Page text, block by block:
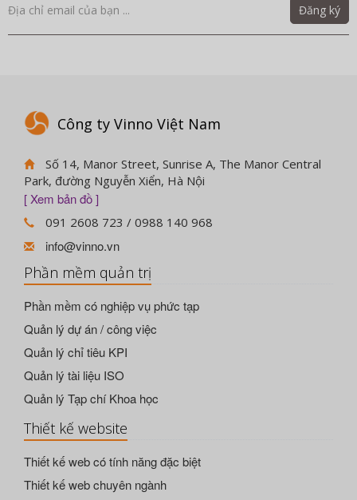
Đăng ký
Công ty Vinno Việt Nam
Số 14, Manor Street, Sunrise A, The Manor Central
Park, đường Nguyễn Xiển, Hà Nội
[ Xem bản đồ ]
091 2608 723 / 0988 140 968
info@vinno.vn
Phần mềm quản trị
Phần mềm có nghiệp vụ phức tạp
Quản lý dự án / công việc
Quản lý chỉ tiêu KPI
Quản lý tài liệu ISO
Quản lý Tạp chí Khoa học
Thiết kế website
Thiết kế web có tính năng đặc biệt
Thiết kế web chuyên ngành